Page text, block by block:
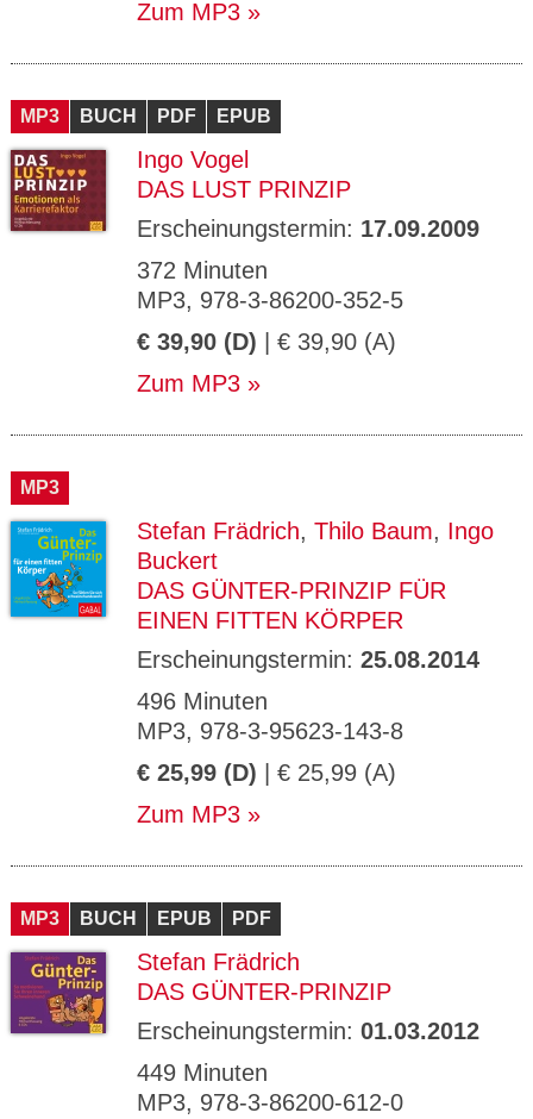
Zum MP3
MP3 BUCH PDF EPUB
Ingo Vogel
DAS LUST PRINZIP
Erscheinungstermin: 17.09.2009
372 Minuten
MP3, 978-3-86200-352-5
€ 39,90 (D) | € 39,90 (A)
Zum MP3
MP3
Stefan Frädrich, Thilo Baum, Ingo
Buckert
DAS GÜNTER-PRINZIP FÜR
EINEN FITTEN KÖRPER
Erscheinungstermin: 25.08.2014
496 Minuten
MP3, 978-3-95623-143-8
€ 25,99 (D) | € 25,99 (A)
Zum MP3
MP3 BUCH EPUB PDF
Stefan Frädrich
DAS GÜNTER-PRINZIP
Erscheinungstermin: 01.03.2012
449 Minuten
MP3, 978-3-86200-612-0